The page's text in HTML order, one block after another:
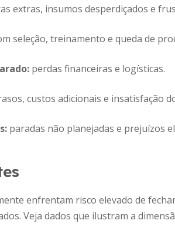
extras, insumos desperdiçados e
seleção, treinamento e queda de
perdas financeiras e logísticas.
custos adicionais e insatisfação
paradas não planejadas e prejuízos
enfrentam risco elevado de
Veja dados que ilustram a